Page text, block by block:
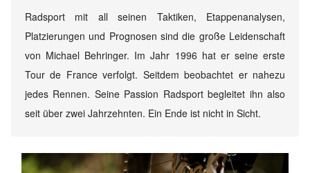
Radsport mit all seinen Taktiken, Etappenanalysen,
Platzierungen und Prognosen sind die große Leidenschaft
von Michael Behringer. Im Jahr 1996 hat er seine erste
Tour de France verfolgt. Seitdem beobachtet er nahezu
jedes Rennen. Seine Passion Radsport begleitet ihn also
seit über zwei Jahrzehnten. Ein Ende ist nicht in Sicht.